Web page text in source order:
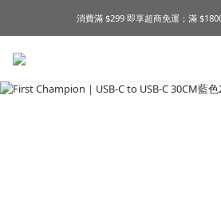
消費滿 $299 即享超商免運；滿